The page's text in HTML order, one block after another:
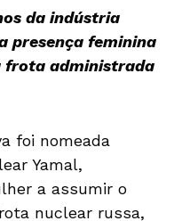
da indústria
presença feminina
frota administrada
foi nomeada
Yamal,
a assumir o
nuclear russa,